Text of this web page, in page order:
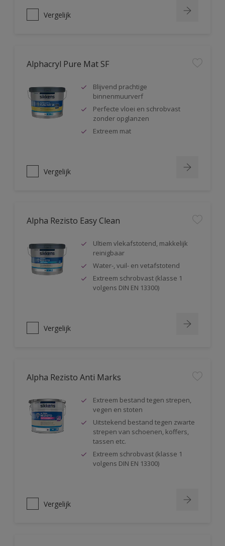
Vergelijk
Alphacryl Pure Mat SF
Blijvend prachtige
binnenmuurverf
Perfecte vloei en schrobvast
zonder opglanzen
Extreem mat
Vergelijk
Alpha Rezisto Easy Clean
Ultiem vlekafstotend, makkelijk
reinigbaar
Water-, vuil- en vetafstotend
Extreem schrobvast (klasse 1
volgens DIN EN 13300)
Vergelijk
Alpha Rezisto Anti Marks
Extreem bestand tegen strepen,
vegen en stoten
Uitstekend bestand tegen zwarte
strepen van schoenen, koffers,
tassen etc.
Extreem schrobvast (klasse 1
volgens DIN EN 13300)
Vergelijk